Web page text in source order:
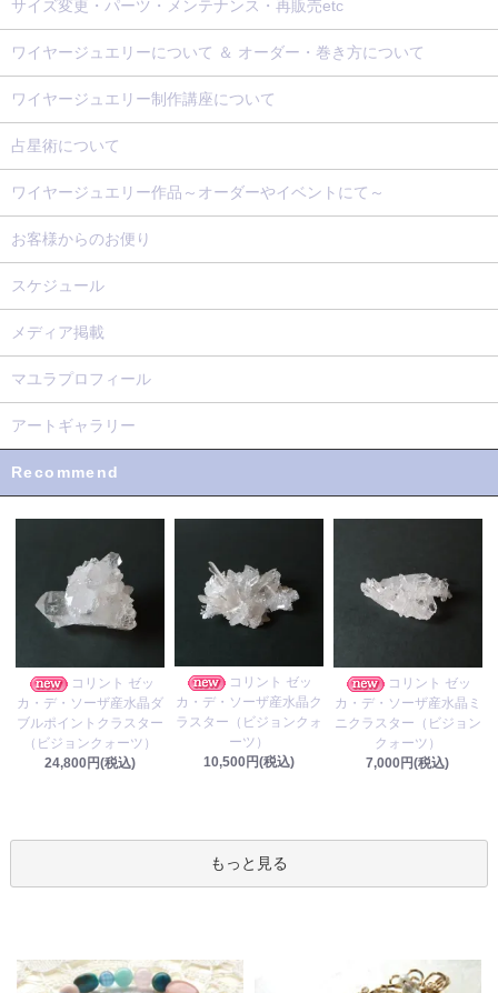
サイズ変更・パーツ・メンテナンス・再販売etc
ワイヤージュエリーについて ＆ オーダー・巻き方について
ワイヤージュエリー制作講座について
占星術について
ワイヤージュエリー作品～オーダーやイベントにて～
お客様からのお便り
スケジュール
メディア掲載
マユラプロフィール
アートギャラリー
Recommend
コリント ゼッ
カ・デ・ソーザ産水晶ダ
ブルポイントクラスター
（ビジョンクォーツ）
24,800円(税込)
コリント ゼッ
カ・デ・ソーザ産水晶ク
ラスター（ビジョンクォ
ーツ）
10,500円(税込)
コリント ゼッ
カ・デ・ソーザ産水晶ミ
ニクラスター（ビジョン
クォーツ）
7,000円(税込)
もっと見る